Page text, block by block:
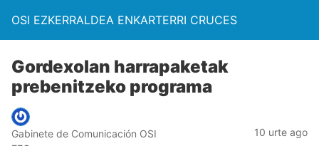
OSI EZKERRALDEA ENKARTERRI CRUCES
Gordexolan harrapaketak
prebenitzeko programa
Gabinete de Comunicación OSI
10 urte ago